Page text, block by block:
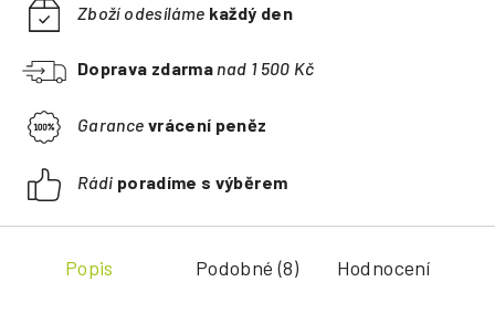
Zboží odesíláme každý den
Doprava zdarma nad 1 500 Kč
Garance vrácení peněz
Rádi poradíme s výběrem
Popis Podobné (8) Hodnocení